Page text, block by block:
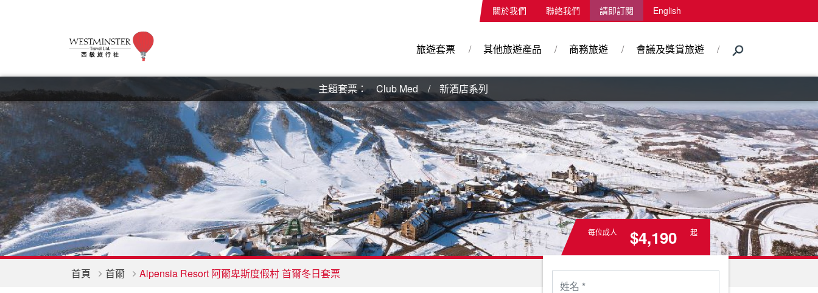
關於我們 聯絡我們 請即訂閱 English
旅遊套票 其他旅遊產品 商務旅遊 會議及獎賞旅遊
主題套票： Club Med 新酒店系列
首頁 首爾 Alpensia Resort 阿爾卑斯度假村 首爾冬日套票
每位成人 $4,190 起